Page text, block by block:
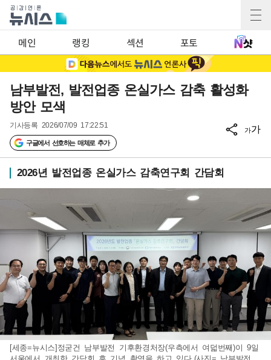
메인 랭킹 섹션 포토
남부발전, 발전업종 온실가스 감축 활성화
방안 모색
기사등록 2026/07/09 17:22:51
구글에서 선호하는 매체로 추가
가가
2026년 발전업종 온실가스 감축연구회 간담회
[세종=뉴시스]정굳건 남부발전 기후환경처장(우측에서 여덟번째)이 9일